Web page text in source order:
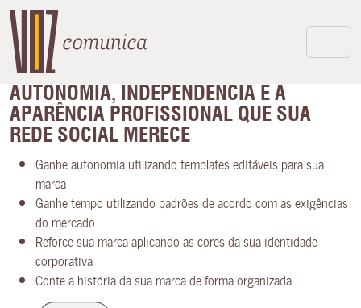
AUTONOMIA, INDEPENDÊNCIA E A
APARÊNCIA PROFISSIONAL QUE SUA
REDE SOCIAL MERECE
Ganhe autonomia utilizando templates editáveis para sua
marca
Ganhe tempo utilizando padrões de acordo com as exigências
do mercado
Reforce sua marca aplicando as cores da sua identidade
corporativa
Conte a história da sua marca de forma organizada